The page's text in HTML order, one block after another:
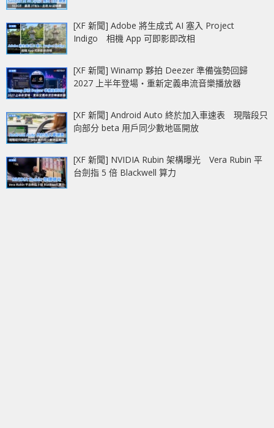
[XF 新聞] Adobe 將生成式 AI 塞入 Project
Indigo 相機 App 可即影即改相
[XF 新聞] Winamp 夥拍 Deezer 準備強勢回歸
2027 上半年登場‧重新定義串流音樂播放器
[XF 新聞] Android Auto 終於加入車速表 現階段只
向部分 beta 用戶同少數地區開放
[XF 新聞] NVIDIA Rubin 架構曝光 Vera Rubin 平
台劍指 5 倍 Blackwell 算力